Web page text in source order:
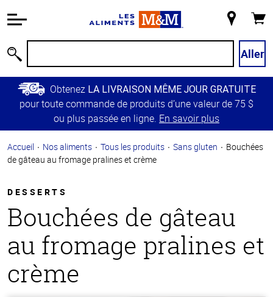
relative à
Passer
contenu
principal
Retour à
principale
magasin
Aller
Obtenez LA LIVRAISON MÊME JOUR GRATUITE
pour toute commande de produits d’une valeur de 75 $
ou plus passée en ligne. En savoir plus
Accueil Nos aliments Tous les produits Sans gluten
Bouchées
de gâteau au fromage pralines et crème
DESSERTS
Bouchées de gâteau
au fromage pralines et
crème